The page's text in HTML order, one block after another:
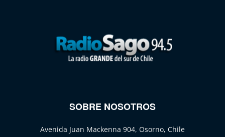
SOBRE NOSOTROS
Avenida Juan Mackenna 904, Osorno, Chile